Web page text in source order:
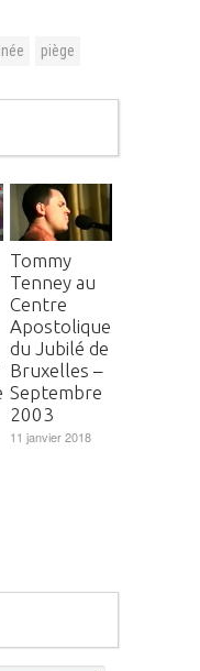
piège
Tommy
Tenney au
Centre
Apostolique
du Jubilé de
Bruxelles –
Septembre
2003
11 janvier 2018